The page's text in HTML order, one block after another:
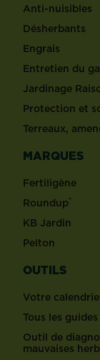
Anti-nuisibles
Désherbants
Engrais
Entretien du
Jardinage
Protection et
Terreaux,
MARQUES
Fertiligène
Roundup®
KB Jardin
Pelton
OUTILS
Votre
Tous les
Outil de
mauvaises